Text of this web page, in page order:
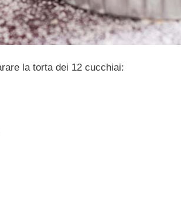
la torta dei 12 cucchiai: